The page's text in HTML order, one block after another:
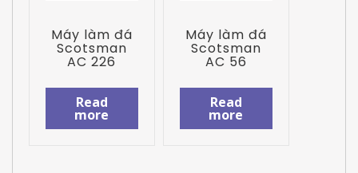
Máy làm đá
Scotsman
AC 226
Read
more
Máy làm đá
Scotsman
AC 56
Read
more